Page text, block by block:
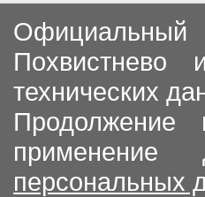
технических
Продолжение
персональных